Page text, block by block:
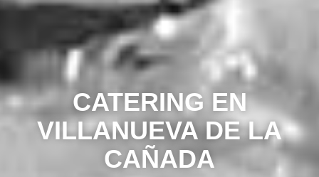
CATERING EN
VILLANUEVA DE LA
CAÑADA